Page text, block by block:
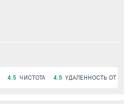
4.5 ЧИСТОТА 4.5 УДАЛЕННОСТЬ ОТ